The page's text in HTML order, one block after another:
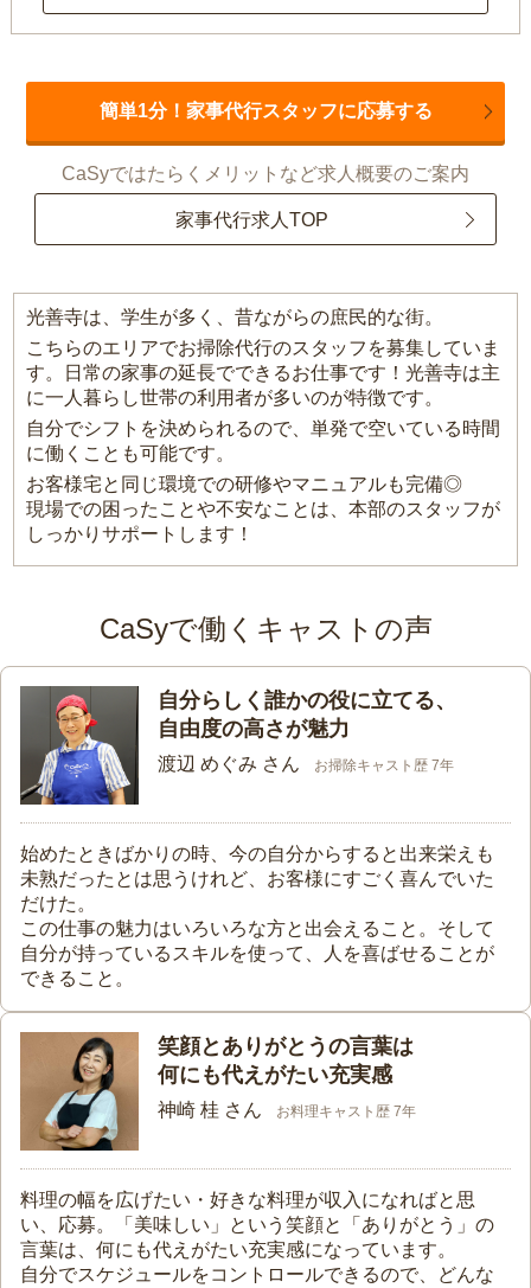
簡単1分！家事代行スタッフに応募する
CaSyではたらくメリットなど求人概要のご案内
家事代行求人TOP
光善寺は、学生が多く、昔ながらの庶民的な街。
こちらのエリアでお掃除代行のスタッフを募集していま
す。日常の家事の延長でできるお仕事です！光善寺は主
に一人暮らし世帯の利用者が多いのが特徴です。
自分でシフトを決められるので、単発で空いている時間
に働くことも可能です。
お客様宅と同じ環境での研修やマニュアルも完備◎
現場での困ったことや不安なことは、本部のスタッフが
しっかりサポートします！
CaSyで働くキャストの声
自分らしく誰かの役に立てる、
自由度の高さが魅力
渡辺 めぐみ さん お掃除キャスト歴 7年
始めたときばかりの時、今の自分からすると出来栄えも
未熟だったとは思うけれど、お客様にすごく喜んでいた
だけた。
この仕事の魅力はいろいろな方と出会えること。そして
自分が持っているスキルを使って、人を喜ばせることが
できること。
笑顔とありがとうの言葉は
何にも代えがたい充実感
神崎 桂 さん お料理キャスト歴 7年
料理の幅を広げたい・好きな料理が収入になればと思
い、応募。「美味しい」という笑顔と「ありがとう」の
言葉は、何にも代えがたい充実感になっています。
自分でスケジュールをコントロールできるので、どんな